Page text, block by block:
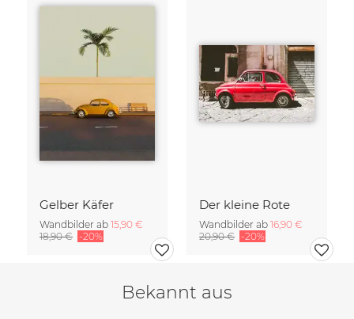
Gelber Käfer
Wandbilder ab 15,90 €
18,90 € -20%
Der kleine Rote
Wandbilder ab 16,90 €
20,90 € -20%
Bekannt aus